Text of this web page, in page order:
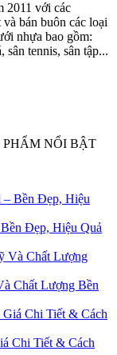
với các
bán buôn các loại
nhựa bao gồm:
tennis, sân tập...
PHẨM NỔI BẬT
Đẹp, Hiệu Quả
Chất Lượng Bền
Chi Tiết & Cách